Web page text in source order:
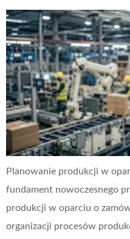
Planowanie produkcji w
fundament nowoczesnego
produkcji w oparciu o
organizacji procesów